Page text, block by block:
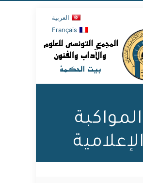
العربية
Français
المواكبة
الإعلامية